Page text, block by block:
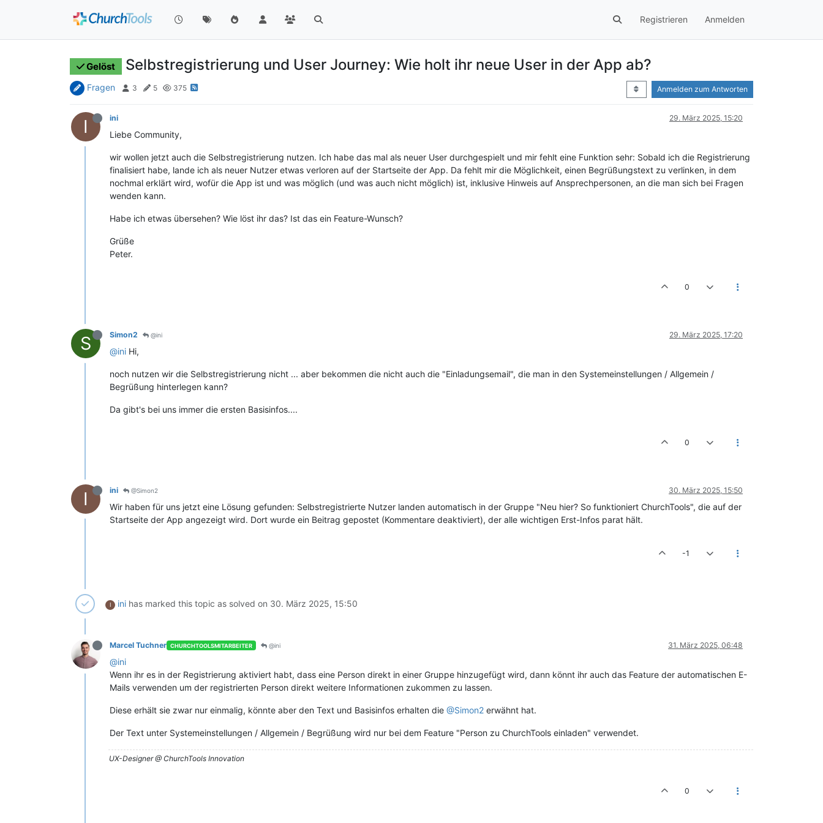
Registrieren Anmelden
Gelöst Selbstregistrierung und User Journey: Wie holt ihr neue User in der App ab?
Fragen 3 5 375 Anmelden zum Antworten
I ini 29. März 2025, 15:20
Liebe Community,
wir wollen jetzt auch die Selbstregistrierung nutzen. Ich habe das mal als neuer User durchgespielt und mir fehlt eine Funktion sehr: Sobald ich die Registrierung
finalisiert habe, lande ich als neuer Nutzer etwas verloren auf der Startseite der App. Da fehlt mir die Möglichkeit, einen Begrüßungstext zu verlinken, in dem
nochmal erklärt wird, wofür die App ist und was möglich (und was auch nicht möglich) ist, inklusive Hinweis auf Ansprechpersonen, an die man sich bei Fragen
wenden kann.
Habe ich etwas übersehen? Wie löst ihr das? Ist das ein Feature-Wunsch?
Grüße
Peter.
0
S Simon2 @ini 29. März 2025, 17:20
@ini Hi,
noch nutzen wir die Selbstregistrierung nicht ... aber bekommen die nicht auch die "Einladungsemail", die man in den Systemeinstellungen / Allgemein /
Begrüßung hinterlegen kann?
Da gibt's bei uns immer die ersten Basisinfos....
0
I ini @Simon2 30. März 2025, 15:50
Wir haben für uns jetzt eine Lösung gefunden: Selbstregistrierte Nutzer landen automatisch in der Gruppe "Neu hier? So funktioniert ChurchTools", die auf der
Startseite der App angezeigt wird. Dort wurde ein Beitrag gepostet (Kommentare deaktiviert), der alle wichtigen Erst-Infos parat hält.
-1
I ini has marked this topic as solved on 30. März 2025, 15:50
Marcel Tuchner CHURCHTOOLSMITARBEITER @ini 31. März 2025, 06:48
@ini
Wenn ihr es in der Registrierung aktiviert habt, dass eine Person direkt in einer Gruppe hinzugefügt wird, dann könnt ihr auch das Feature der automatischen E-
Mails verwenden um der registrierten Person direkt weitere Informationen zukommen zu lassen.
Diese erhält sie zwar nur einmalig, könnte aber den Text und Basisinfos erhalten die @Simon2 erwähnt hat.
Der Text unter Systemeinstellungen / Allgemein / Begrüßung wird nur bei dem Feature "Person zu ChurchTools einladen" verwendet.
UX-Designer @ ChurchTools Innovation
0